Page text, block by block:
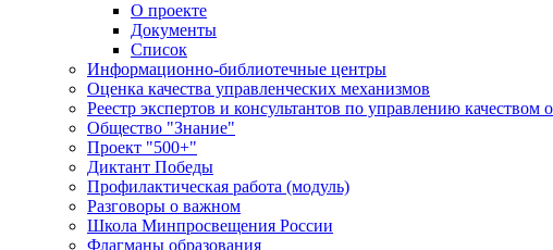
О проекте
Документы
Список
Информационно-библиотечные центры
Оценка качества управленческих механизмов
Реестр экспертов и консультантов по управлению качеством
Общество "Знание"
Проект "500+"
Диктант Победы
Профилактическая работа (модуль)
Разговоры о важном
Школа Минпросвещения России
Флагманы образования